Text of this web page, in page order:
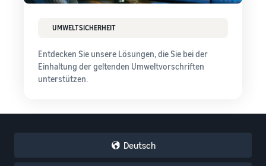
UMWELTSICHERHEIT
Entdecken Sie unsere Lösungen, die Sie bei der
Einhaltung der geltenden Umweltvorschriften
unterstützen.
Deutsch